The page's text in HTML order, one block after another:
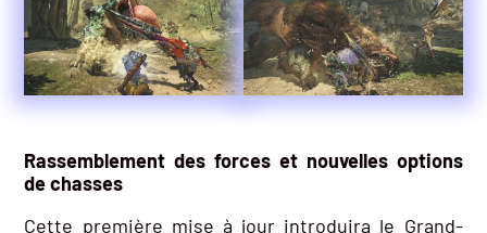
Rassemblement des forces et nouvelles options
de chasses
Cette première mise à jour introduira le Grand-